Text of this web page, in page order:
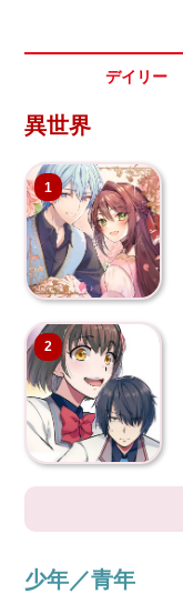
デイリー
異世界
1
2
少年／青年